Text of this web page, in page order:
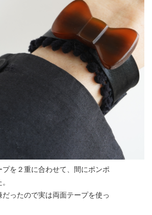
を２重に合わせて、間にポンポ
ったので実は両面テープを使っ